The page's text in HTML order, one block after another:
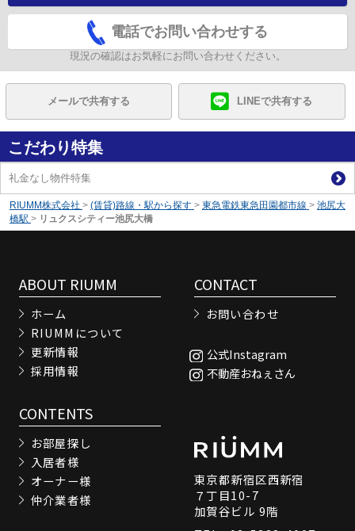
電話でお問い合わせする
現況の確認はお気軽にお問い合わせください。
メールで共有する LINEで共有する
こだわり特集
礼金なし物件特集
RIUMM株式会社 > (賃貸)路線・駅から探す > 東急電鉄東急田園都市線 > 池尻大
橋駅 > リュクスシティー池尻大橋
ABOUT RIUMM
ホーム
RIUMMについて
更新情報
採用情報
CONTACT
お問い合わせ
公式Instagram
不動産おねぇさん
CONTENTS
お部屋探し
入居者様
オーナー様
仲介業者様
東京都新宿区西新宿
７丁目10-7
加賀谷ビル 9階